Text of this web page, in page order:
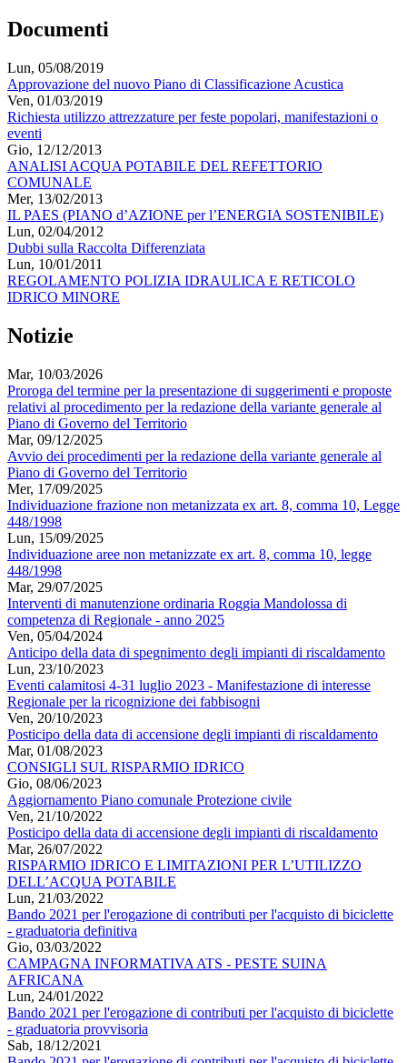
Documenti
Lun, 05/08/2019
Approvazione del nuovo Piano di Classificazione Acustica
Ven, 01/03/2019
Richiesta utilizzo attrezzature per feste popolari, manifestazioni o
eventi
Gio, 12/12/2013
ANALISI ACQUA POTABILE DEL REFETTORIO
COMUNALE
Mer, 13/02/2013
IL PAES (PIANO d’AZIONE per l’ENERGIA SOSTENIBILE)
Lun, 02/04/2012
Dubbi sulla Raccolta Differenziata
Lun, 10/01/2011
REGOLAMENTO POLIZIA IDRAULICA E RETICOLO
IDRICO MINORE
Notizie
Mar, 10/03/2026
Proroga del termine per la presentazione di suggerimenti e proposte
relativi al procedimento per la redazione della variante generale al
Piano di Governo del Territorio
Mar, 09/12/2025
Avvio dei procedimenti per la redazione della variante generale al
Piano di Governo del Territorio
Mer, 17/09/2025
Individuazione frazione non metanizzata ex art. 8, comma 10, Legge
448/1998
Lun, 15/09/2025
Individuazione aree non metanizzate ex art. 8, comma 10, legge
448/1998
Mar, 29/07/2025
Interventi di manutenzione ordinaria Roggia Mandolossa di
competenza di Regionale - anno 2025
Ven, 05/04/2024
Anticipo della data di spegnimento degli impianti di riscaldamento
Lun, 23/10/2023
Eventi calamitosi 4-31 luglio 2023 - Manifestazione di interesse
Regionale per la ricognizione dei fabbisogni
Ven, 20/10/2023
Posticipo della data di accensione degli impianti di riscaldamento
Mar, 01/08/2023
CONSIGLI SUL RISPARMIO IDRICO
Gio, 08/06/2023
Aggiornamento Piano comunale Protezione civile
Ven, 21/10/2022
Posticipo della data di accensione degli impianti di riscaldamento
Mar, 26/07/2022
RISPARMIO IDRICO E LIMITAZIONI PER L’UTILIZZO
DELL’ACQUA POTABILE
Lun, 21/03/2022
Bando 2021 per l'erogazione di contributi per l'acquisto di biciclette
- graduatoria definitiva
Gio, 03/03/2022
CAMPAGNA INFORMATIVA ATS - PESTE SUINA
AFRICANA
Lun, 24/01/2022
Bando 2021 per l'erogazione di contributi per l'acquisto di biciclette
- graduatoria provvisoria
Sab, 18/12/2021